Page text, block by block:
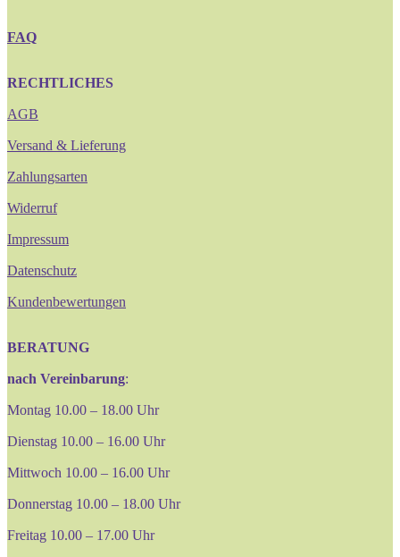
FAQ
RECHTLICHES
AGB
Versand & Lieferung
Zahlungsarten
Widerruf
Impressum
Datenschutz
Kundenbewertungen
BERATUNG
nach Vereinbarung:
Montag 10.00 – 18.00 Uhr
Dienstag 10.00 – 16.00 Uhr
Mittwoch 10.00 – 16.00 Uhr
Donnerstag 10.00 – 18.00 Uhr
Freitag 10.00 – 17.00 Uhr